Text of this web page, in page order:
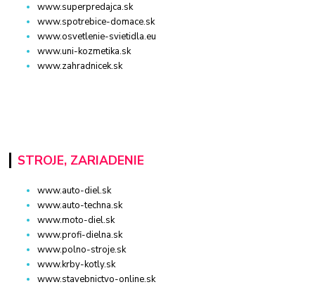
www.superpredajca.sk
www.spotrebice-domace.sk
www.osvetlenie-svietidla.eu
www.uni-kozmetika.sk
www.zahradnicek.sk
STROJE, ZARIADENIE
www.auto-diel.sk
www.auto-techna.sk
www.moto-diel.sk
www.profi-dielna.sk
www.polno-stroje.sk
www.krby-kotly.sk
www.stavebnictvo-online.sk